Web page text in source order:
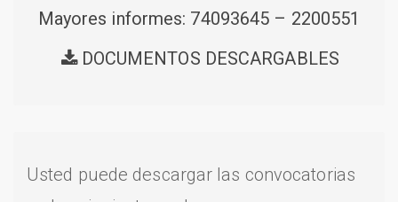
Mayores informes: 74093645 – 2200551
DOCUMENTOS DESCARGABLES
Usted puede descargar las convocatorias